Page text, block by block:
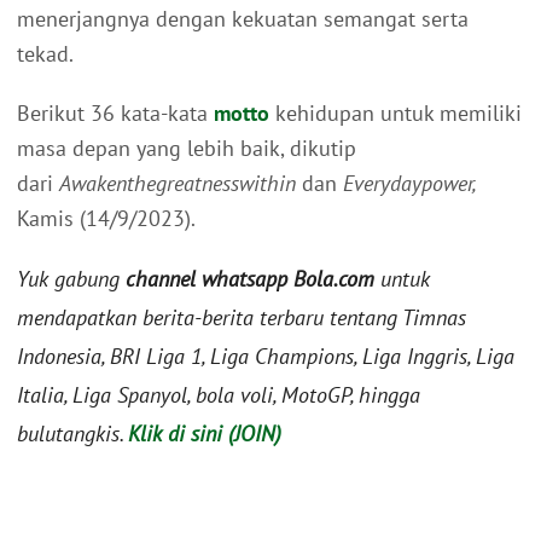
menerjangnya dengan kekuatan semangat serta
tekad.
Berikut 36 kata-kata motto kehidupan untuk memiliki
masa depan yang lebih baik, dikutip
dariAwakenthegreatnesswithin dan Everydaypower,
Kamis (14/9/2023).
Yuk gabung channel whatsapp Bola.com untuk
mendapatkan berita-berita terbaru tentang Timnas
Indonesia, BRI Liga 1, Liga Champions, Liga Inggris, Liga
Italia, Liga Spanyol, bola voli, MotoGP, hingga
bulutangkis.Klik di sini (JOIN)